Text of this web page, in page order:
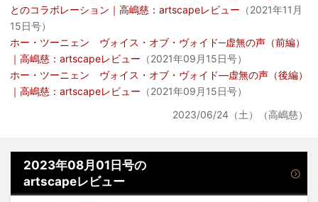
とのコラボレーション｜高嶋慈：artscapeレビュー （2021年11月
15日号）
ホー・ツーニェン ヴォイス・オブ・ヴォイド─虚無の声（前編）
｜高嶋慈：artscapeレビュー （2021年09月15日号）
ホー・ツーニェン ヴォイス・オブ・ヴォイド―虚無の声（後編）
｜高嶋慈：artscapeレビュー （2021年09月15日号）
2023/06/24（土）（高嶋慈）
2023年08月01日号の
artscapeレビュー